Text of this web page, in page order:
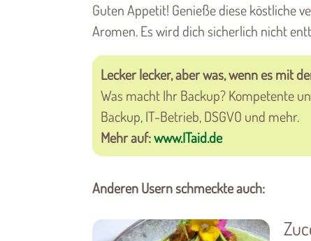
Guten Appetit! Genieße diese köstliche
Aromen. Es wird dich sicherlich nicht
Lecker lecker, aber was, wenn es mit
Was macht Ihr Backup? Kompetente
Backup, IT-Betrieb, DSGVO und mehr.
Mehr auf:www.ITaid.de
Anderen Usern schmeckte auch: